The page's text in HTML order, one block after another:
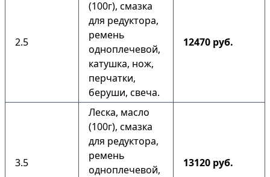
2.5
(100г), смазка
для редуктора,
ремень
одноплечевой,
катушка, нож,
перчатки,
беруши, свеча.
12470 руб.
3.5
Леска, масло
(100г), смазка
для редуктора,
ремень
одноплечевой,
13120 руб.